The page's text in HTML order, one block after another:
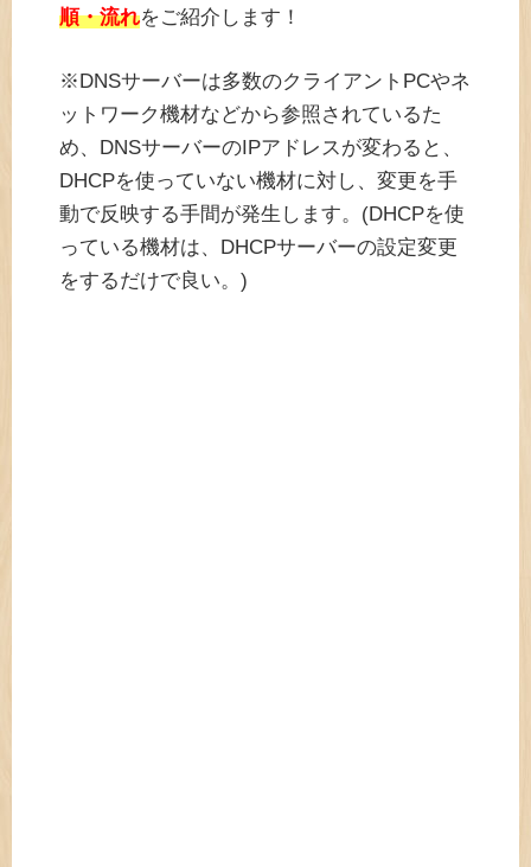
順・流れをご紹介します！
※DNSサーバーは多数のクライアントPCやネ
ットワーク機材などから参照されているた
め、DNSサーバーのIPアドレスが変わると、
DHCPを使っていない機材に対し、変更を手
動で反映する手間が発生します。(DHCPを使
っている機材は、DHCPサーバーの設定変更
をするだけで良い。)